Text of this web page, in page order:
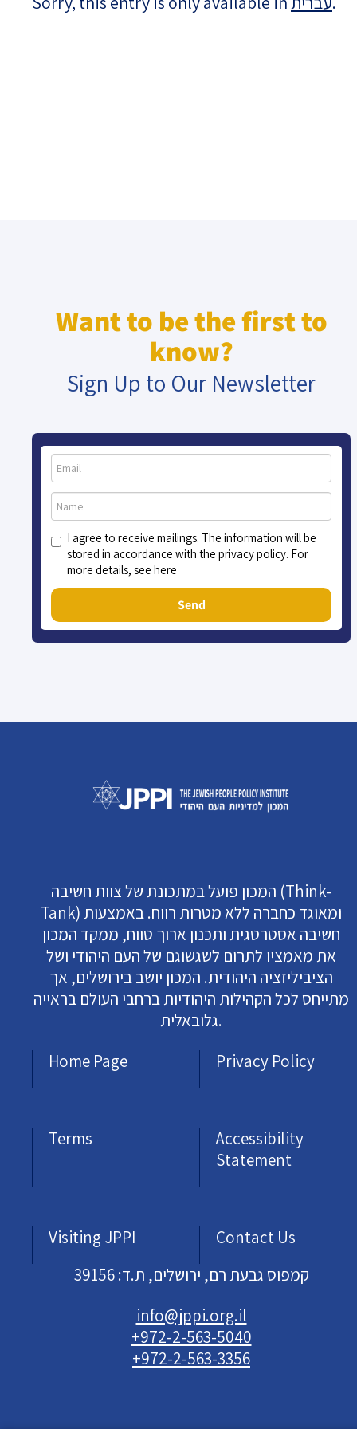
Want to be the first to
know?
Sign Up to Our Newsletter
I agree to receive mailings. The information will be
stored in accordance with the privacy policy. For
more details, see here
Send
המכון פועל במתכונת של צוות חשיבה (Think-
Tank) ומאוגד כחברה ללא מטרות רווח. באמצעות
חשיבה אסטרטגית ותכנון ארוך טווח, ממקד המכון
את מאמציו לתרום לשגשוגם של העם היהודי ושל
הציביליזציה היהודית. המכון יושב בירושלים, אך
מתייחס לכל הקהילות היהודיות ברחבי העולם בראייה
גלובאלית.
Home Page
Privacy Policy
Terms
Accessibility
Statement
Visiting JPPI
Contact Us
קמפוס גבעת רם, ירושלים, ת.ד: 39156
info@jppi.org.il
+972-2-563-5040
+972-2-563-3356